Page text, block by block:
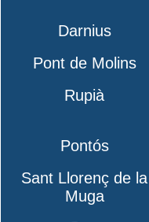
Darnius
Pont de Molins
Rupià
Pontós
Sant Llorenç de la
Muga